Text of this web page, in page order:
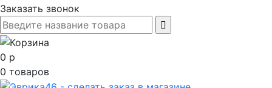
Заказать звонок
0 р
0 товаров